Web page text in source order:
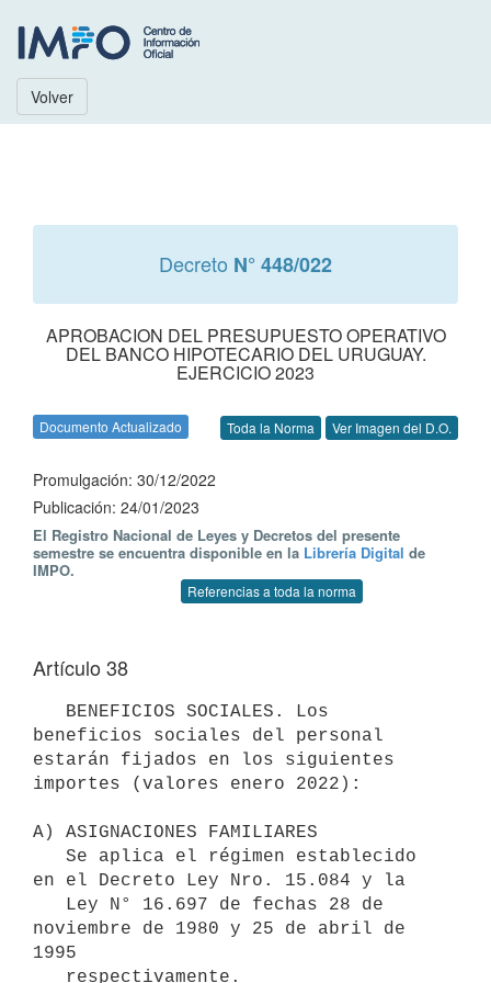
Volver
Decreto N° 448/022
APROBACION DEL PRESUPUESTO OPERATIVO
DEL BANCO HIPOTECARIO DEL URUGUAY.
EJERCICIO 2023
Documento Actualizado Toda la Norma Ver Imagen del D.O.
Promulgación: 30/12/2022
Publicación: 24/01/2023
El Registro Nacional de Leyes y Decretos del presente
semestre se encuentra disponible en la Librería Digital de
IMPO.
Referencias a toda la norma
Artículo 38
beneficios sociales del personal
estarán fijados en los siguientes
importes (valores enero 2022):
A) ASIGNACIONES FAMILIARES
en el Decreto Ley Nro. 15.084 y la
noviembre de 1980 y 25 de abril de
1995